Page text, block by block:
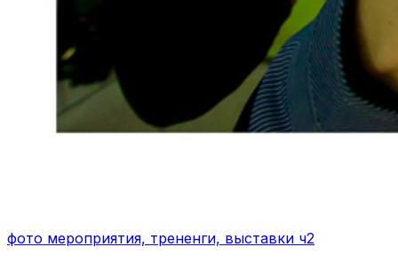
фото мероприятия, трененги, выставки ч2